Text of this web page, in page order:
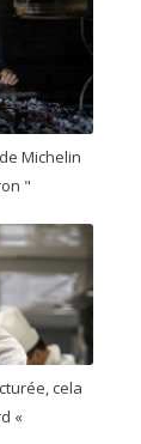
Michelin
"
cela
«